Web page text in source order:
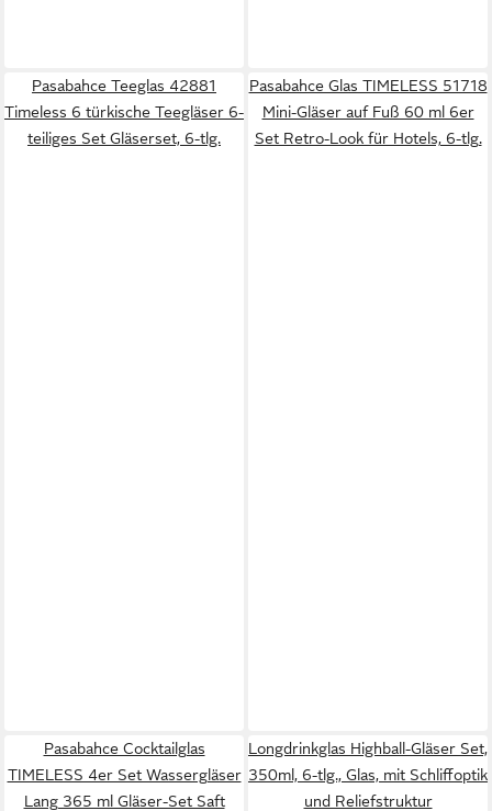
Pasabahce Teeglas 42881
Timeless 6 türkische Teegläser 6-
teiliges Set Gläserset, 6-tlg.
Pasabahce Glas TIMELESS 51718
Mini-Gläser auf Fuß 60 ml 6er
Set Retro-Look für Hotels, 6-tlg.
Pasabahce Cocktailglas
TIMELESS 4er Set Wassergläser
Lang 365 ml Gläser-Set Saft
Longdrinkglas Highball-Gläser Set,
350ml, 6-tlg., Glas, mit Schliffoptik
und Reliefstruktur